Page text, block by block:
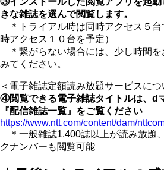
きな雑誌を選んで閲覧します。
＊トライアル時は同時アクセス５台
時アクセス１０台を予定）
＊繋がらない場合には、少し時間を
みてください。
＜電子雑誌定額読み放題サービスにつ
④閲覧できる電子雑誌タイトルは、d
『配信雑誌一覧』をご覧ください
https://www.ntt.com/content/dam/
＊一般雑誌1,400誌以上が読み放題
クナンバーも閲覧可能